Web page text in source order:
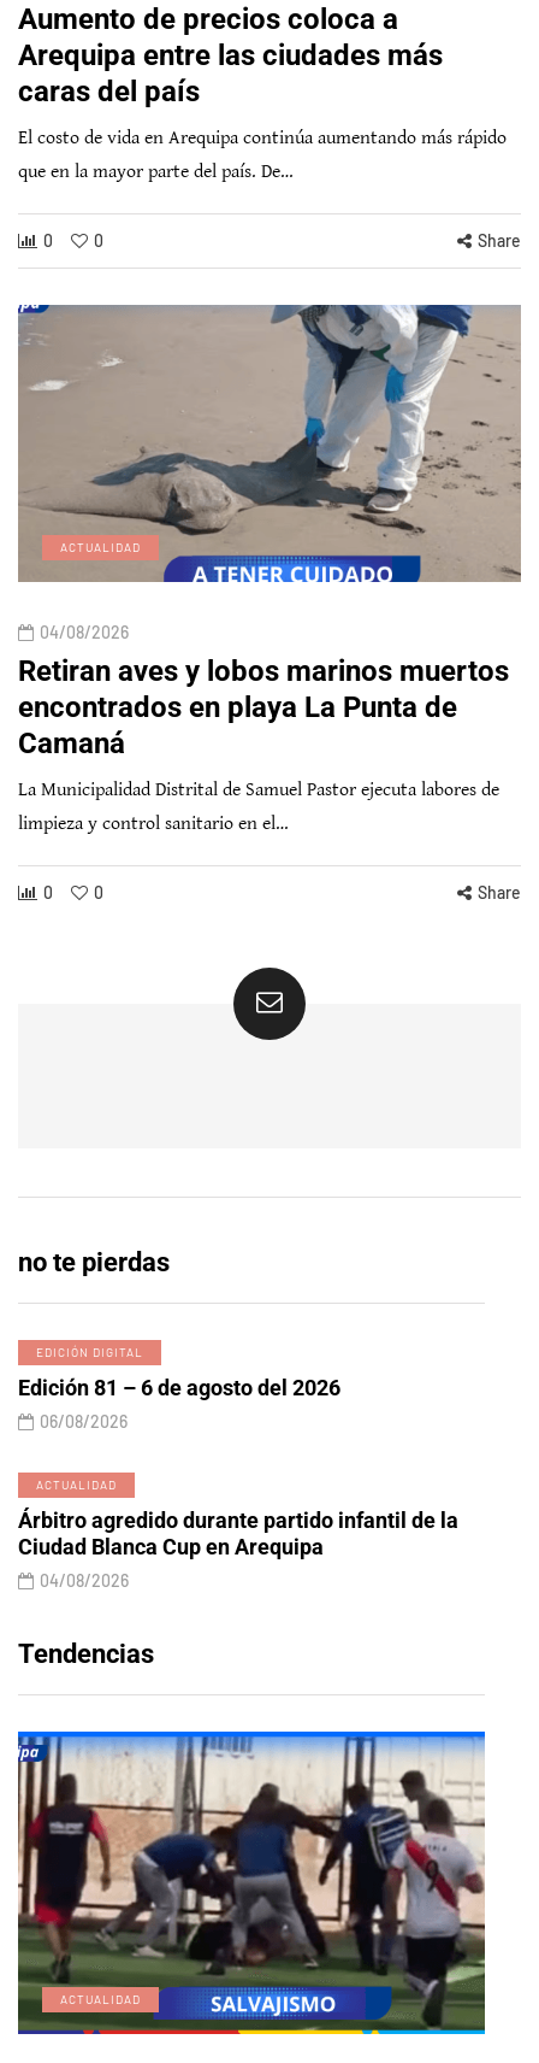
Aumento de precios coloca a
Arequipa entre las ciudades más
caras del país
El costo de vida en Arequipa continúa aumentando más rápido
que en la mayor parte del país. De…
0 0 Share
ACTUALIDAD
04/08/2026
Retiran aves y lobos marinos muertos
encontrados en playa La Punta de
Camaná
La Municipalidad Distrital de Samuel Pastor ejecuta labores de
limpieza y control sanitario en el…
0 0 Share
no te pierdas
EDICIÓN DIGITAL
Edición 81 – 6 de agosto del 2026
06/08/2026
ACTUALIDAD
Árbitro agredido durante partido infantil de la
Ciudad Blanca Cup en Arequipa
04/08/2026
Tendencias
ACTUALIDAD